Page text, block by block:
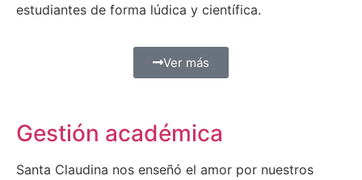
estudiantes de forma lúdica y científica.
Ver más
Gestión académica
Santa Claudina nos enseñó el amor por nuestros